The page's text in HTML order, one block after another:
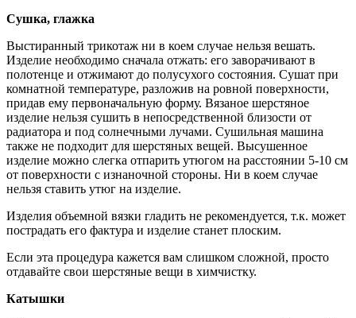
Сушка, глажка
Выстиранный трикотаж ни в коем случае нельзя вешать.
Изделие необходимо сначала отжать: его заворачивают в
полотенце и отжимают до полусухого состояния. Сушат при
комнатной температуре, разложив на ровной поверхности,
придав ему первоначальную форму. Вязаное шерстяное
изделие нельзя сушить в непосредственной близости от
радиатора и под солнечными лучами. Сушильная машина
также не подходит для шерстяных вещей. Высушенное
изделие можно слегка отпарить утюгом на расстоянии 5-10 см
от поверхности с изнаночной стороны. Ни в коем случае
нельзя ставить утюг на изделие.
Изделия объемной вязки гладить не рекомендуется, т.к. может
пострадать его фактура и изделие станет плоским.
Если эта процедура кажется вам слишком сложной, просто
отдавайте свои шерстяные вещи в химчистку.
Катышки